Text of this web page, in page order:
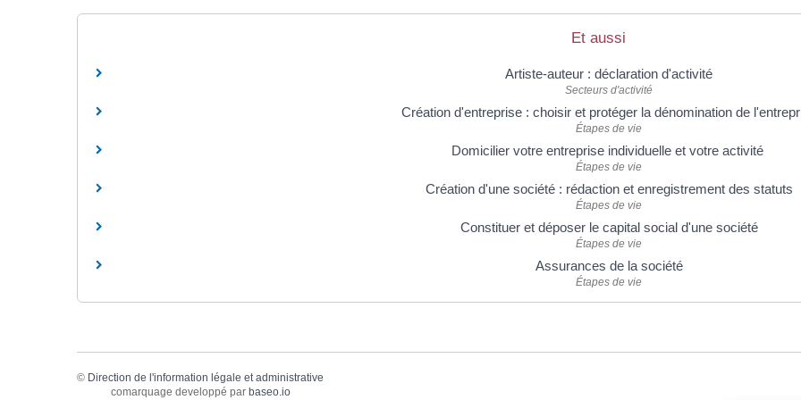
Et aussi
Artiste-auteur : déclaration d'activité
Secteurs d'activité
Création d'entreprise : choisir et protéger la dénomination de
Étapes de vie
Domicilier votre entreprise individuelle et votre activité
Étapes de vie
Création d'une société : rédaction et enregistrement des statuts
Étapes de vie
Constituer et déposer le capital social d'une société
Étapes de vie
Assurances de la société
Étapes de vie
© Direction de l'information légale et administrative
comarquage developpé par baseo.io